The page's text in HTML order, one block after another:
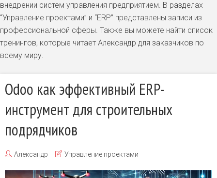
внедрении систем управления предприятием. В разделах
“Управление проектами” и “ERP” представлены записи из
профессиональной сферы. Также вы можете найти список
тренингов, которые читает Александр для заказчиков по
всему миру.
Odoo как эффективный ERP-
инструмент для строительных
подрядчиков
Александр Управление проектами